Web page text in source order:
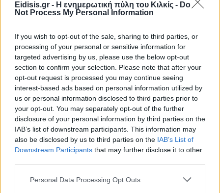
Eidisis.gr - Η ενημερωτική πύλη του Κιλκίς - Do
Not Process My Personal Information
If you wish to opt-out of the sale, sharing to third parties, or
processing of your personal or sensitive information for
targeted advertising by us, please use the below opt-out
section to confirm your selection. Please note that after your
opt-out request is processed you may continue seeing
interest-based ads based on personal information utilized by
us or personal information disclosed to third parties prior to
your opt-out. You may separately opt-out of the further
disclosure of your personal information by third parties on the
IAB’s list of downstream participants. This information may
also be disclosed by us to third parties on the IAB’s List of
Downstream Participants that may further disclose it to other
Personal Data Processing Opt Outs
Ειδήσεις 5-8-2026